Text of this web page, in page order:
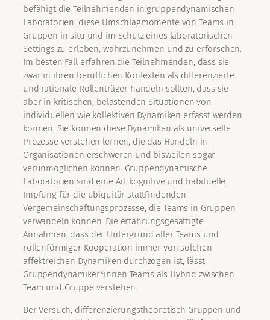
befähigt die Teilnehmenden in gruppendynamischen
Laboratorien, diese Umschlagmomente von Teams in
Gruppen in situ und im Schutz eines laboratorischen
Settings zu erleben, wahrzunehmen und zu erforschen.
Im besten Fall erfahren die Teilnehmenden, dass sie
zwar in ihren beruflichen Kontexten als differenzierte
und rationale Rollenträger handeln sollten, dass sie
aber in kritischen, belastenden Situationen von
individuellen wie kollektiven Dynamiken erfasst werden
können. Sie können diese Dynamiken als universelle
Prozesse verstehen lernen, die das Handeln in
Organisationen erschweren und bisweilen sogar
verunmöglichen können. Gruppendynamische
Laboratorien sind eine Art kognitive und habituelle
Impfung für die ubiquitär stattfindenden
Vergemeinschaftungsprozesse, die Teams in Gruppen
verwandeln können. Die erfahrungsgesättigte
Annahmen, dass der Untergrund aller Teams und
rollenförmiger Kooperation immer von solchen
affektreichen Dynamiken durchzogen ist, lässt
Gruppendynamiker*innen Teams als Hybrid zwischen
Team und Gruppe verstehen.
Der Versuch, differenzierungstheoretisch Gruppen und